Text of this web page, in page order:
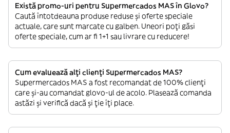
Există promo-uri pentru Supermercados MAS în Glovo?
Caută întotdeauna produse reduse și oferte speciale
actuale, care sunt marcate cu galben. Uneori poți găsi
oferte speciale, cum ar fi 1+1 sau livrare cu reducere!
Cum evaluează alți clienți Supermercados MAS?
Supermercados MAS a fost recomandat de 100% clienți
care și-au comandat glovo-ul de acolo. Plasează comanda
astăzi și verifică dacă și ție îți place.